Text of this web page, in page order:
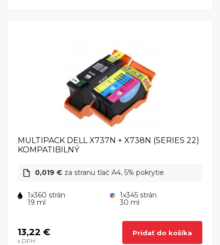
MULTIPACK DELL X737N + X738N (SERIES 22)
KOMPATIBILNÝ
0,019 € za stranu tlač A4, 5% pokrytie
1x360 strán
19 ml
1x345 strán
30 ml
13,22 €
s DPH
Pridať do košíka